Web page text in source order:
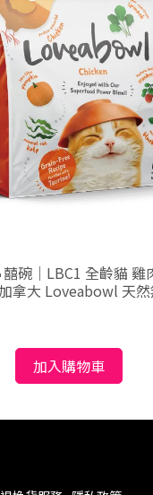
碗｜LBC1 全齡貓 雞
拿大 Loveabowl 天然
加入購物車